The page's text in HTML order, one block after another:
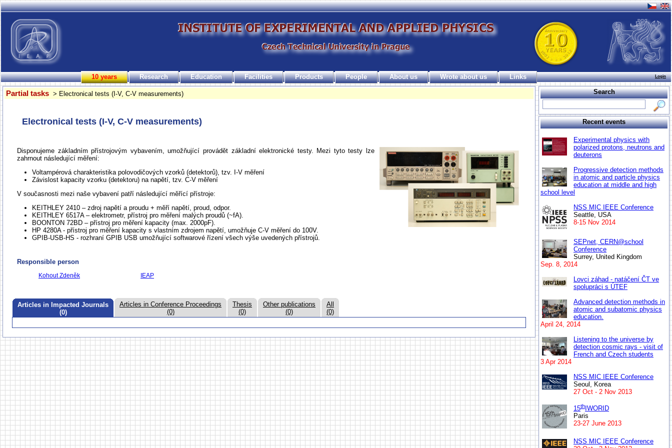
Login
10 years Research Education Facilities Products People About us Wrote about us Links
Partial tasks > Electronical tests (I-V, C-V measurements)
Electronical tests (I-V, C-V measurements)
Disponujeme základním přístrojovým vybavením, umožňující provádět základní elektronické testy. Mezi tyto testy lze
zahrnout následující měření:
Voltampérová charakteristika polovodičových vzorků (detektorů), tzv. I-V měření
Závislost kapacity vzorku (detektoru) na napětí, tzv. C-V měření
V současnosti mezi naše vybavení patří následující měřící přístroje:
KEITHLEY 2410 – zdroj napětí a proudu + měří napětí, proud, odpor.
KEITHLEY 6517A – elektrometr, přístroj pro měření malých proudů (~fA).
BOONTON 72BD – přístroj pro měření kapacity (max. 2000pF).
HP 4280A - přístroj pro měření kapacity s vlastním zdrojem napětí, umožňuje C-V měření do 100V.
GPIB-USB-HS - rozhraní GPIB USB umožňující softwarové řízení všech výše uvedených přístrojů.
Responsible person
Kohout Zdeněk IEAP
Articles in Impacted Journals
(0)
Articles in Conference Proceedings
(0)
Thesis
(0)
Other publications
(0)
All
(0)
Search
Recent events
Experimental physics with
polarized protons, neutrons and
deuterons
Progressive detection methods
in atomic and particle physics
education at middle and high
school level
NSS MIC IEEE Conference
Seattle, USA
8-15 Nov 2014
SEPnet, CERN@school
Conference
Surrey, United Kingdom
Sep. 8, 2014
Lovci záhad - natáčení ČT ve
spolupráci s ÚTEF
Advanced detection methods in
atomic and subatomic physics
education.
April 24, 2014
Listening to the universe by
detection cosmic rays - visit of
French and Czech students
3 Apr 2014
NSS MIC IEEE Conference
Seoul, Korea
27 Oct - 2 Nov 2013
15th IWORID
Paris
23-27 June 2013
NSS MIC IEEE Conference